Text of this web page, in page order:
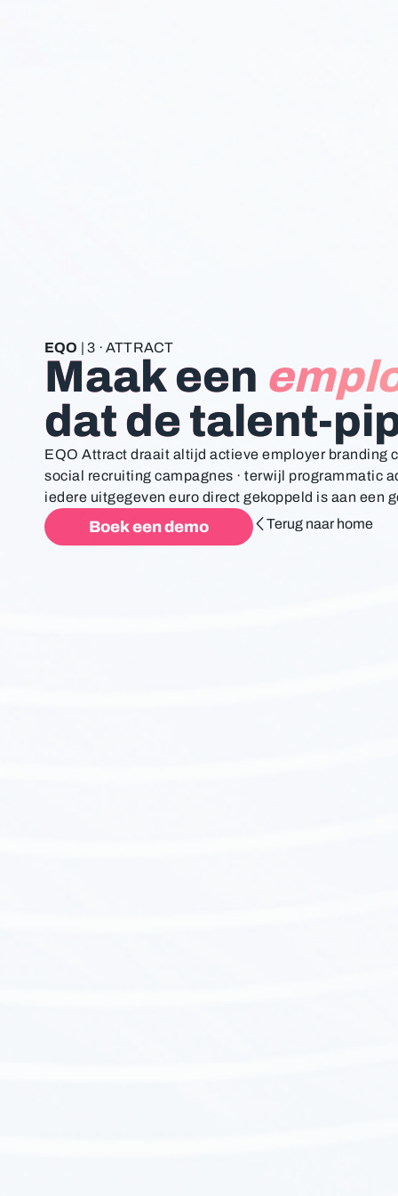
EQO | 3 · ATTRACT
Maak een
dat de talent-
EQO Attract draait altijd actieve employer branding
social recruiting campagnes · terwijl programmatic
iedere uitgegeven euro direct gekoppeld is aan een
Boek een demo Terug naar home